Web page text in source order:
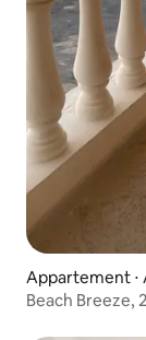
Appartement ⋅
Beach Breeze,